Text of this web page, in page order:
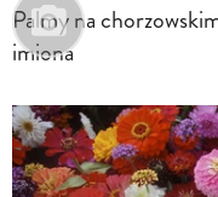
Palmy na
imiona